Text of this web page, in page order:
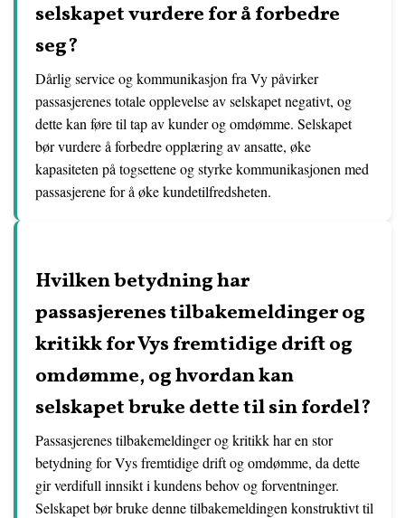
selskapet vurdere for å forbedre
seg?
Dårlig service og kommunikasjon fra Vy påvirker
passasjerenes totale opplevelse av selskapet negativt, og
dette kan føre til tap av kunder og omdømme. Selskapet
bør vurdere å forbedre opplæring av ansatte, øke
kapasiteten på togsettene og styrke kommunikasjonen med
passasjerene for å øke kundetilfredsheten.
Hvilken betydning har
passasjerenes tilbakemeldinger og
kritikk for Vys fremtidige drift og
omdømme, og hvordan kan
selskapet bruke dette til sin fordel?
Passasjerenes tilbakemeldinger og kritikk har en stor
betydning for Vys fremtidige drift og omdømme, da dette
gir verdifull innsikt i kundens behov og forventninger.
Selskapet bør bruke denne tilbakemeldingen konstruktivt til